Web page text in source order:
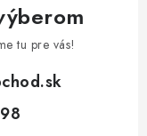
tu pre vás!